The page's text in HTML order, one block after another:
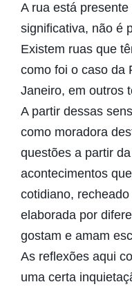
A rua está
significativa, não é
Existem ruas que
como foi o caso da
Janeiro, em outros
A partir dessas
como moradora
questões a partir
acontecimentos
cotidiano,
elaborada por
gostam e amam
As reflexões aqui
uma certa